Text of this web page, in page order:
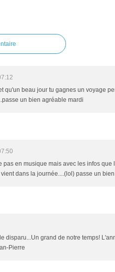
qu'un beau jour tu gagnes un voyage
un bien agréable mardi
pas en musique mais avec les infos que
dans la journée....(lol) passe un
disparu...Un grand de notre temps!
Pierre